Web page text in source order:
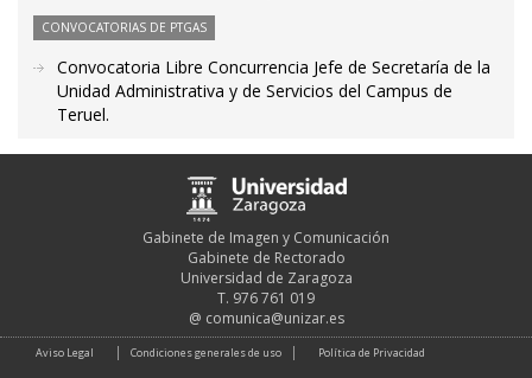
CONVOCATORIAS DE PTGAS
Convocatoria Libre Concurrencia Jefe de Secretaría de la
Unidad Administrativa y de Servicios del Campus de
Teruel.
Gabinete de Imagen y Comunicación
Gabinete de Rectorado
Universidad de Zaragoza
T. 976 761 019
@ comunica@unizar.es
Aviso Legal Condiciones generales de uso Política de Privacidad